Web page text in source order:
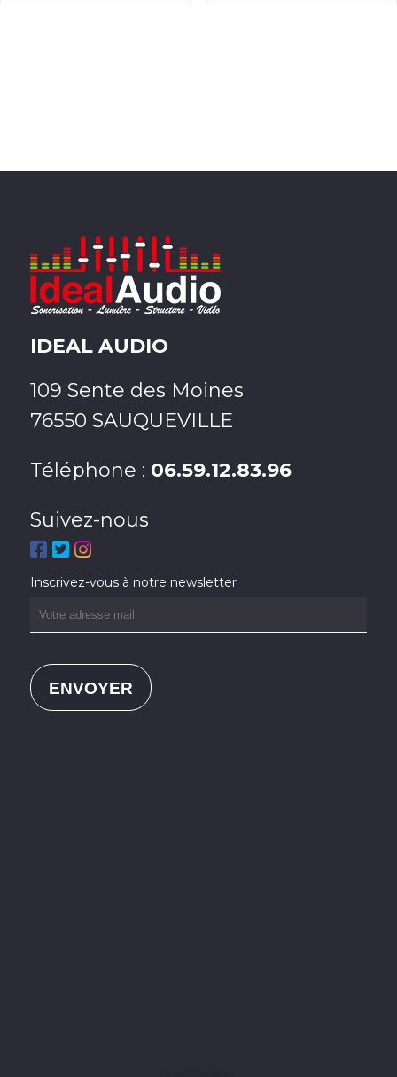
IDEAL AUDIO
109 Sente des Moines
76550 SAUQUEVILLE
Téléphone : 06.59.12.83.96
Suivez-nous
Inscrivez-vous à notre newsletter